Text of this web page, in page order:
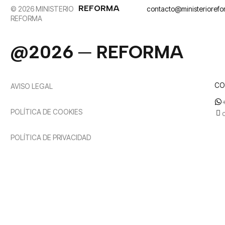
© 2026 MINISTERIO
REFORMA
REFORMA
@2026 ─ REFORMA
AVISO LEGAL
POLÍTICA DE COOKIES
POLÍTICA DE PRIVACIDAD